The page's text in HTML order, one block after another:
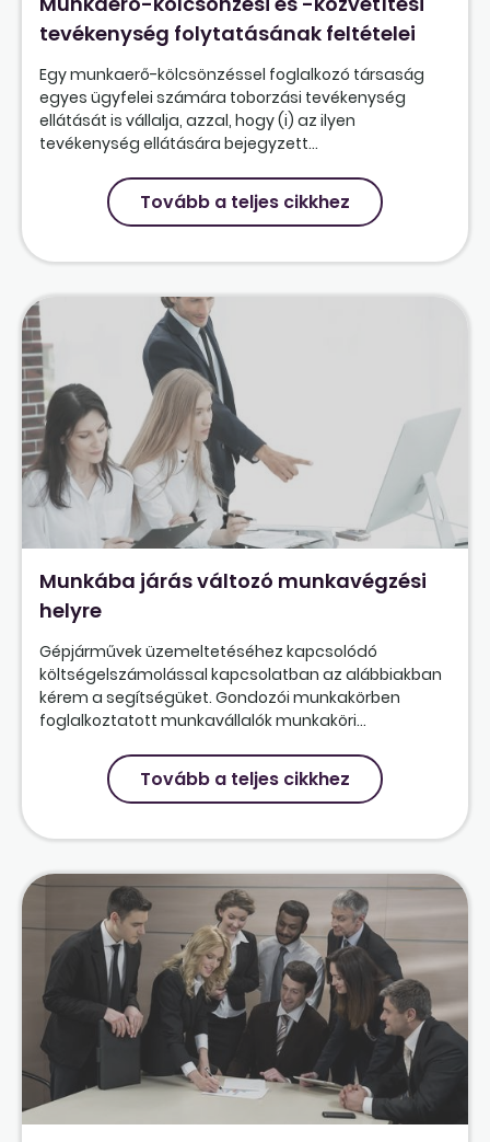
tevékenység folytatásának feltételei
Egy munkaerő-kölcsönzéssel foglalkozó társaság
egyes ügyfelei számára toborzási tevékenység
ellátását is vállalja, azzal, hogy (i) az ilyen
tevékenység ellátására bejegyzett...
Tovább a teljes cikkhez
Munkába járás változó munkavégzési
helyre
Gépjárművek üzemeltetéséhez kapcsolódó
költségelszámolással kapcsolatban az alábbiakban
kérem a segítségüket. Gondozói munkakörben
foglalkoztatott munkavállalók munkaköri...
Tovább a teljes cikkhez